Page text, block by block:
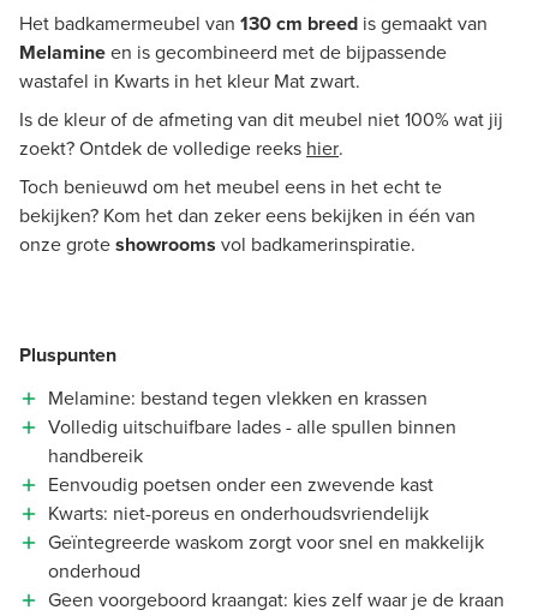
Het badkamermeubel van 130 cm breed is gemaakt van
Melamineen is gecombineerd met de bijpassende
wastafel in Kwarts in het kleur Mat zwart.
Is de kleur of de afmeting van dit meubel niet 100% wat jij
zoekt? Ontdek de volledige reeks hier.
Toch benieuwd om het meubel eens in het echt te
bekijken? Kom het dan zeker eens bekijken in één van
onze groteshowrooms vol badkamerinspiratie.
Pluspunten
Melamine: bestand tegen vlekken en krassen
Volledig uitschuifbare lades - alle spullen binnen
handbereik
Eenvoudig poetsen onder een zwevende kast
Kwarts: niet-poreus en onderhoudsvriendelijk
Geïntegreerde waskom zorgt voor snel en makkelijk
onderhoud
Geen voorgeboord kraangat: kies zelf waar je de kraan